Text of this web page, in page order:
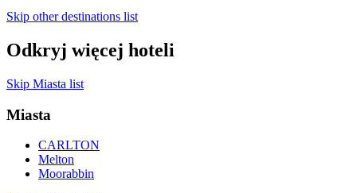
Skip other destinations list
Odkryj więcej hoteli
Skip Miasta list
Miasta
CARLTON
Melton
Moorabbin